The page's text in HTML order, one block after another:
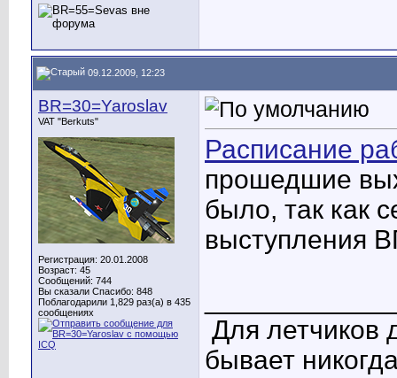
09.12.2009, 12:23
BR=30=Yaroslav
VAT "Berkuts"
Регистрация: 20.01.2008
Возраст: 45
Сообщений: 744
Вы сказали Спасибо: 848
Поблагодарили 1,829 раз(а) в 435
сообщениях
Расписание
прошедшие
было, так как
выступления
Для летчиков
бывает